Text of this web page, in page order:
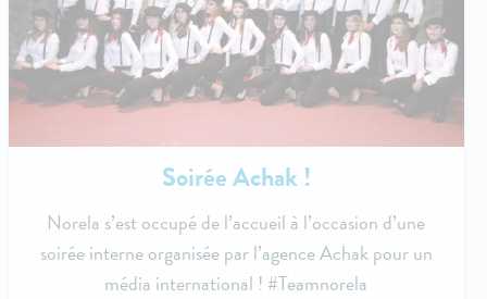
Soirée Achak !
Norela s’est occupé de l’accueil à l’occasion d’une
soirée interne organisée par l’agence Achak pour un
média international ! #Teamnorela